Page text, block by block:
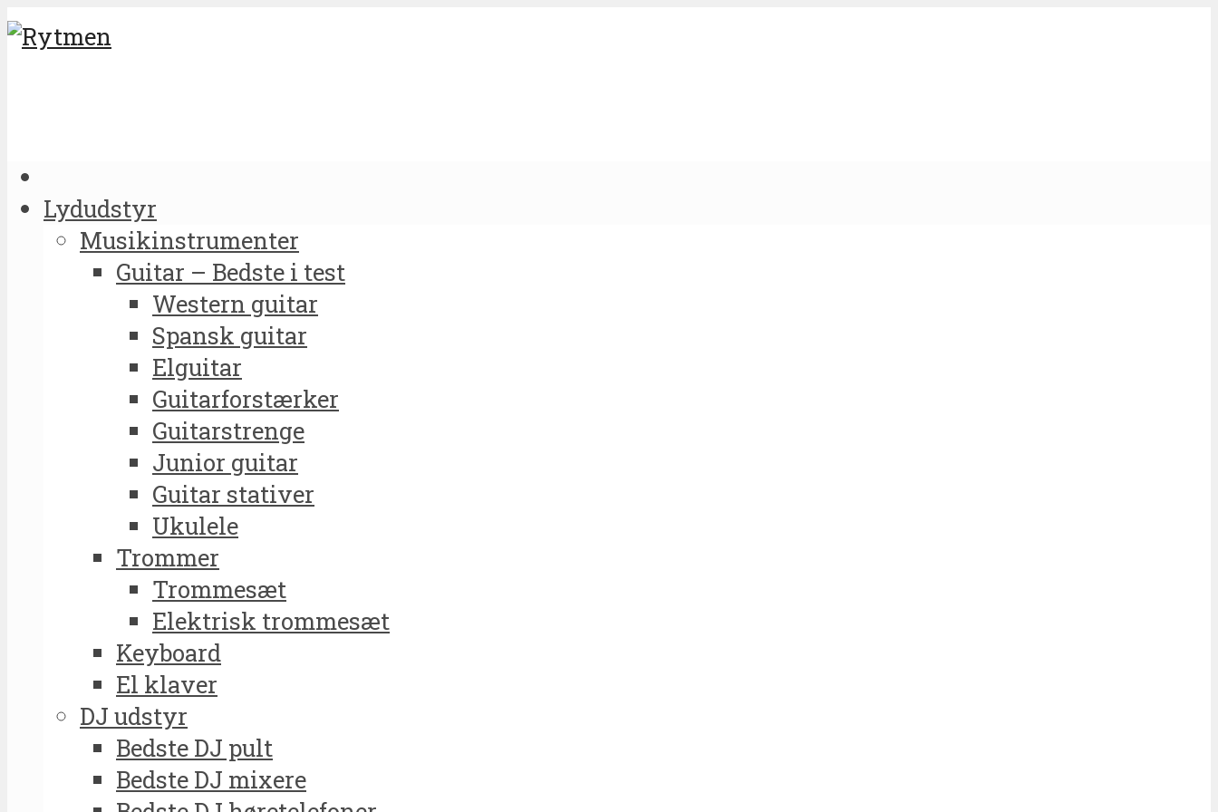
Lydudstyr
Musikinstrumenter
Guitar – Bedste i test
Western guitar
Spansk guitar
Elguitar
Guitarforstærker
Guitarstrenge
Junior guitar
Guitar stativer
Ukulele
Trommer
Trommesæt
Elektrisk trommesæt
Keyboard
El klaver
DJ udstyr
Bedste DJ pult
Bedste DJ mixere